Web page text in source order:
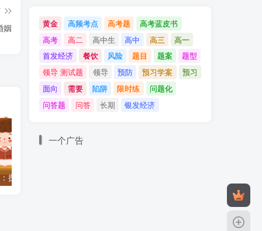
姻
黄金 高频考点 高考题
高考蓝皮书
高考
高二 高中生 高中 高三
高一
首发经济
餐饮 风险 题目 题案
题型
领导 测试题
领导 预防 预习学案
预习
面向
需要 陷阱 限时练
问题化
问答题
问答 长期 银发经济
一个广告